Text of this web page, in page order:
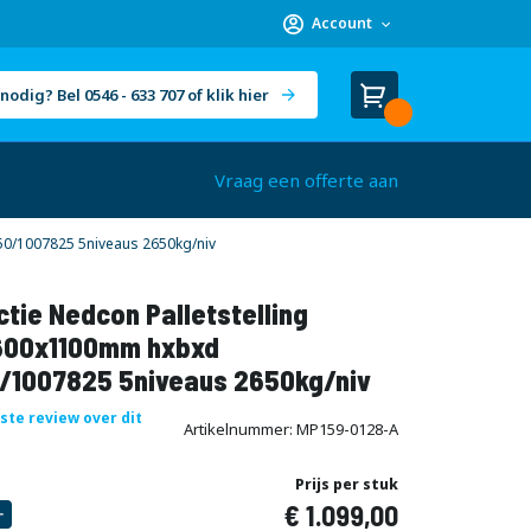
Account
Bel 0546 - 633 707 of klik hier
Winkelwagen
Cart
Vraag een offerte aan
1007825 5niveaus 2650kg/niv
Nedcon Palletstelling
hxbxd
1007825 5niveaus 2650kg/niv
review over dit
Artikelnummer MP159-0128-A
Prijs per stuk
1.099,00